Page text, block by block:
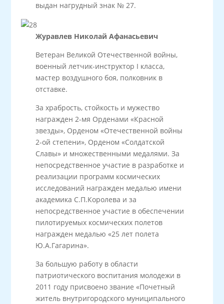
выдан нагрудный знак № 27.
Журавлев Николай Афанасьевич
Ветеран Великой Отечественной войны,
военный летчик-инструктор I класса,
мастер воздушного боя, полковник в
отставке.
За храбрость, стойкость и мужество
награжден 2-мя Орденами «Красной
звезды», Орденом «Отечественной войны
2-ой степени», Орденом «Солдатской
Славы» и множественными медалями. За
непосредственное участие в разработке и
реализации программ космических
исследований награжден медалью имени
академика С.П.Королева и за
непосредственное участие в обеспечении
пилотируемых космических полетов
награжден медалью «25 лет полета
Ю.А.Гагарина».
За большую работу в области
патриотического воспитания молодежи в
2011 году присвоено звание «Почетный
житель внутригородского муниципального